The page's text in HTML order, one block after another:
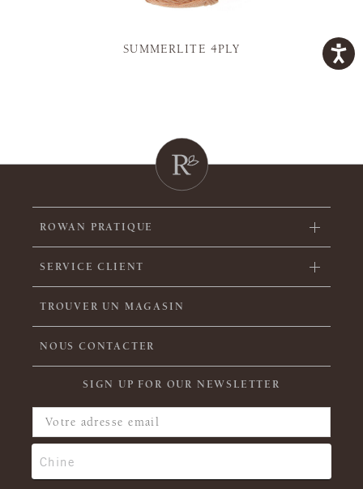
SUMMERLITE 4PLY
ROWAN PRATIQUE
SERVICE CLIENT
TROUVER UN MAGASIN
NOUS CONTACTER
SIGN UP FOR OUR NEWSLETTER